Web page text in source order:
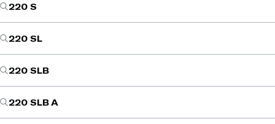
220 S
220 SL
220 SLB
220 SLB A